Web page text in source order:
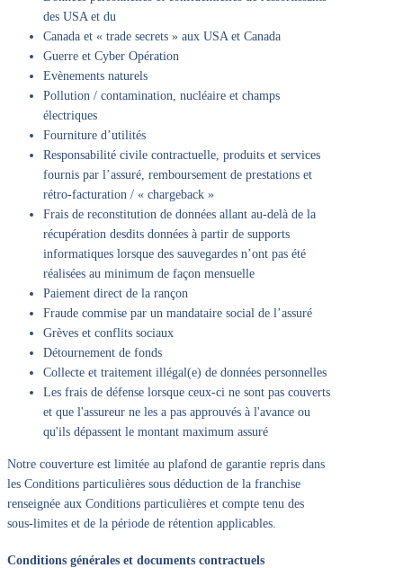
des USA et du
Canada et « trade secrets » aux USA et Canada
Guerre et Cyber Opération
Evènements naturels
Pollution / contamination, nucléaire et champs
électriques
Fourniture d’utilités
Responsabilité civile contractuelle, produits et services
fournis par l’assuré, remboursement de prestations et
rétro-facturation / « chargeback »
Frais de reconstitution de données allant au-delà de la
récupération desdits données à partir de supports
informatiques lorsque des sauvegardes n’ont pas été
réalisées au minimum de façon mensuelle
Paiement direct de la rançon
Fraude commise par un mandataire social de l’assuré
Grèves et conflits sociaux
Détournement de fonds
Collecte et traitement illégal(e) de données personnelles
Les frais de défense lorsque ceux-ci ne sont pas couverts
et que l'assureur ne les a pas approuvés à l'avance ou
qu'ils dépassent le montant maximum assuré
Notre couverture est limitée au plafond de garantie repris dans
les Conditions particulières sous déduction de la franchise
renseignée aux Conditions particulières et compte tenu des
sous-limites et de la période de rétention applicables.
Conditions générales et documents contractuels